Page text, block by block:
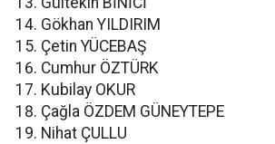
Gökhan YILDIRIM
Çetin YÜCEBAŞ
Cumhur ÖZTÜRK
Kubilay OKUR
Çağla ÖZDEM GÜNEYTEPE
Nihat ÇULLU